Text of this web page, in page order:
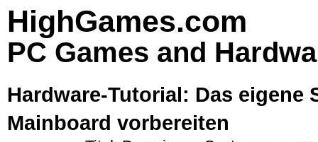
HighGames.com
PC Games and
Hardware-Tutorial: Das eigene
Mainboard vorbereiten